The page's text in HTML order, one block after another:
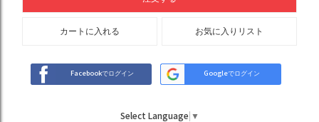
カートに入れる お気に入りリスト
Facebookでログイン Googleでログイン
Select Language ▼